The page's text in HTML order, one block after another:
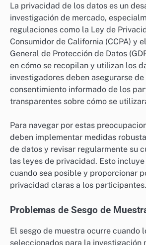
La privacidad de los datos es un
investigación de mercado,
regulaciones como la Ley de
Consumidor de California (CCPA) y
General de Protección de Datos
en cómo se recopilan y utilizan los
investigadores deben asegurarse
consentimiento informado de los
transparentes sobre cómo se
Para navegar por estas
deben implementar medidas
de datos y revisar regularmente su
las leyes de privacidad. Esto
cuando sea posible y proporcionar
privacidad claras a los participantes.
Problemas de Sesgo de
El sesgo de muestra ocurre cuando
seleccionados para la investigación